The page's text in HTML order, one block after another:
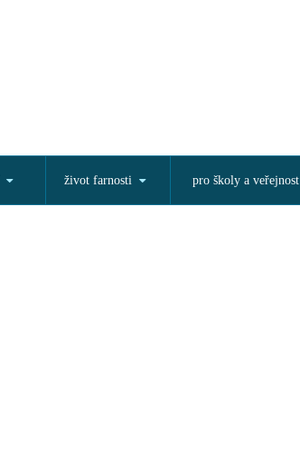
život farnosti pro školy a veřejnost